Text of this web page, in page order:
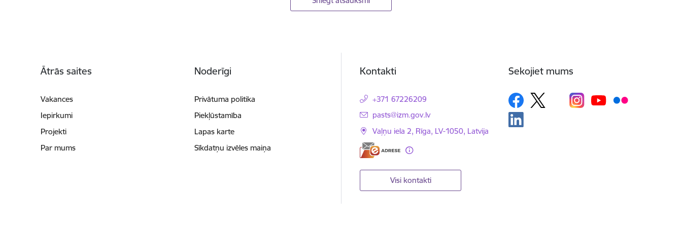
Ātrās saites
Vakances
Iepirkumi
Projekti
Par mums
Noderīgi
Privātuma politika
Piekļūstamība
Lapas karte
Sīkdatņu izvēles maiņa
Kontakti
+371 67226209
E-pasts:
pasts@izm.gov.lv
Vaļņu iela 2, Rīga, LV-1050, Latvija
Visi kontakti
Sekojiet mums